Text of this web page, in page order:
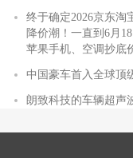
终于确定2026京东淘
降价潮！一直到6月
苹果手机、空调抄底
中国豪车首入全球顶
朗致科技的车辆超声